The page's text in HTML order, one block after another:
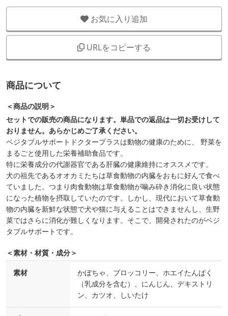
お気に入り追加
URLをコピーする
商品について
＜商品の説明＞
セットでの販売の商品になります。単品での返品は一切お受けして
おりません。あらかじめご了承ください。
ベジタブルサポートドクタープラスは動物の健康のために、 野菜を
まるごと使用した栄養補助食品です。
特に栄養成分の代謝器官である肝臓の健康維持にオススメです。
犬の祖先であるオオカミたちは草食動物の内臓をおもに好んで食べ
ていました。つまり肉食動物は草食動物が噛み砕き消化に良い状態
になった植物を摂取していたのです。しかし、現代において草食動
物の内臓を新鮮な状態で犬や猫に与えることはできませんし、生野
菜ではさらに消化が難しくなります。そこで、開発されたのがベジ
タブルサポートです。
＜素材・材質・成分＞
素材
かぼちゃ、ブロッコリー、ホエイたんぱく
（乳成分を含む）、にんじん、デキストリ
ン、カツオ、しいたけ